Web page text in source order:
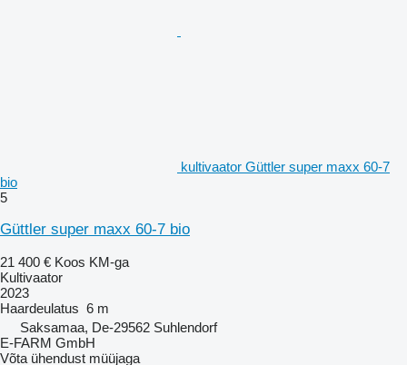
kultivaator Güttler super maxx 60-7
bio
5
Güttler super maxx 60-7 bio
21 400 € Koos KM-ga
Kultivaator
2023
Haardeulatus 6 m
Saksamaa, De-29562 Suhlendorf
E-FARM GmbH
Võta ühendust müüjaga